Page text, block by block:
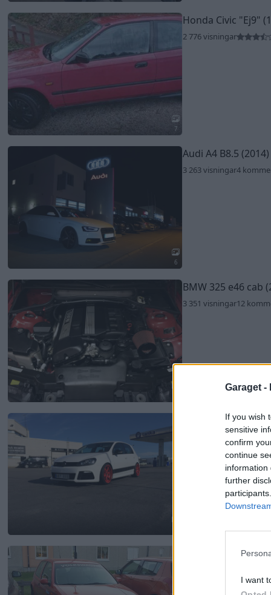
Garaget -
If you wish
sensitive
confirm
continue
information
further
I want
7
Honda Civic "Ej9"
2 776 visningar
6
Audi A4 B8.5 (2014)
3 263 visningar4
BMW 325 e46 cab
3 351 visningar12
Volkswagen Golf
Volkswagen golf